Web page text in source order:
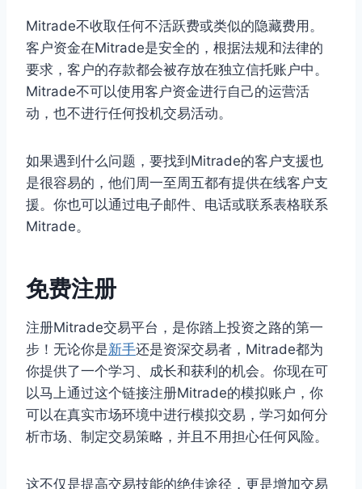
Mitrade不收取任何不活跃费或类似的隐藏费用。
客户资金在Mitrade是安全的，根据法规和法律的
要求，客户的存款都会被存放在独立信托账户中。
Mitrade不可以使用客户资金进行自己的运营活
动，也不进行任何投机交易活动。
如果遇到什么问题，要找到Mitrade的客户支援也
是很容易的，他们周一至周五都有提供在线客户支
援。你也可以通过电子邮件、电话或联系表格联系
Mitrade。
免费注册
注册Mitrade交易平台，是你踏上投资之路的第一
步！无论你是新手还是资深交易者，Mitrade都为
你提供了一个学习、成长和获利的机会。你现在可
以马上通过这个链接注册Mitrade的模拟账户，你
可以在真实市场环境中进行模拟交易，学习如何分
析市场、制定交易策略，并且不用担心任何风险。
这不仅是提高交易技能的绝佳途径，更是增加交易